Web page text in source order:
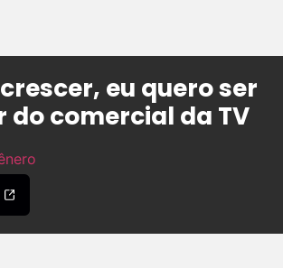
eu quero ser
do comercial da TV